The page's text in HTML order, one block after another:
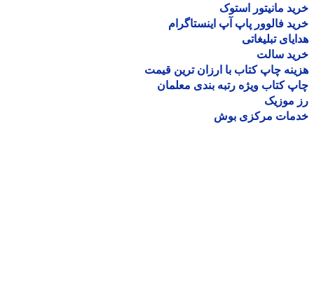
مانیتور استوک
فالوور پاپ آپ اینستاگرام
تبلیغاتی
سالت
چاپ کتاب با ارزان ترین قیمت
کتاب ویژه رتبه بندی معلمان
موزیک
مرکزی بوش